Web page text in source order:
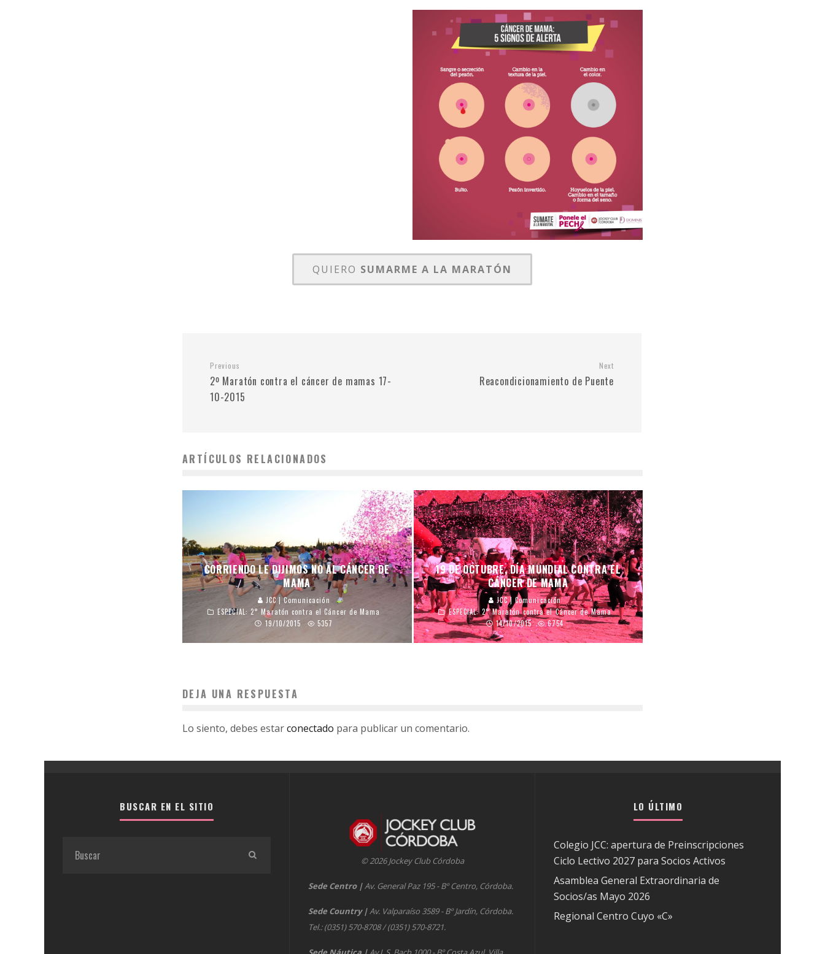
QUIERO SUMARME A LA MARATÓN
Previous
2º Maratón contra el cáncer de mamas 17-
10-2015
Next
Reacondicionamiento de Puente
ARTÍCULOS RELACIONADOS
CORRIENDO LE DIJIMOS NO AL CÁNCER DE
MAMA
JCC | Comunicación
ESPECIAL: 2° Maratón contra el Cáncer de Mama
19/10/2015
5357
19 DE OCTUBRE, DÍA MUNDIAL CONTRA EL
CÁNCER DE MAMA
JCC | Comunicación
ESPECIAL: 2° Maratón contra el Cáncer de Mama
14/10/2015
6754
DEJA UNA RESPUESTA
Lo siento, debes estarconectado para publicar un comentario.
BUSCAR EN EL SITIO
© 2026 Jockey Club Córdoba
Sede Centro |Av. General Paz 195 - Bº Centro, Córdoba.
Sede Country |Av. Valparaíso 3589 - Bº Jardín, Córdoba.
Tel.: (0351) 570-8708 / (0351) 570-8721.
LO ÚLTIMO
Colegio JCC: apertura de Preinscripciones
Ciclo Lectivo 2027 para Socios Activos
Asamblea General Extraordinaria de
Socios/as Mayo 2026
Regional Centro Cuyo «C»